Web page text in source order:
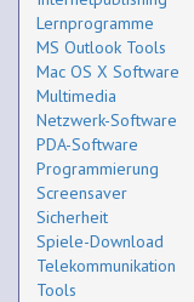
Lernprogramme
MS Outlook Tools
Mac OS X Software
Multimedia
Netzwerk-Software
PDA-Software
Programmierung
Screensaver
Sicherheit
Spiele-Download
Telekommunikation
Tools